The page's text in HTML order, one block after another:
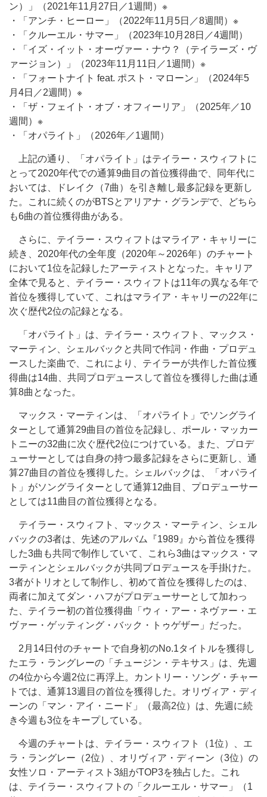
ン）」（2021年11月27日／1週間）※
・「アンチ・ヒーロー」（2022年11月5日／8週間）※
・「クルーエル・サマー」（2023年10月28日／4週間）
・「イズ・イット・オーヴァー・ナウ？（テイラーズ・ヴ
ァージョン）」（2023年11月11日／1週間）※
・「フォートナイト feat. ポスト・マローン」（2024年5
月4日／2週間）※
・「ザ・フェイト・オブ・オフィーリア」（2025年／10
週間）※
・「オパライト」（2026年／1週間）
上記の通り、「オパライト」はテイラー・スウィフトに
とって2020年代での通算9曲目の首位獲得曲で、同年代に
おいては、ドレイク（7曲）を引き離し最多記録を更新し
た。これに続くのがBTSとアリアナ・グランデで、どちら
も6曲の首位獲得曲がある。
さらに、テイラー・スウィフトはマライア・キャリーに
続き、2020年代の全年度（2020年～2026年）のチャート
において1位を記録したアーティストとなった。キャリア
全体で見ると、テイラー・スウィフトは11年の異なる年で
首位を獲得していて、これはマライア・キャリーの22年に
次ぐ歴代2位の記録となる。
「オパライト」は、テイラー・スウィフト、マックス・
マーティン、シェルバックと共同で作詞・作曲・プロデュ
ースした楽曲で、これにより、テイラーが共作した首位獲
得曲は14曲、共同プロデュースして首位を獲得した曲は通
算8曲となった。
マックス・マーティンは、「オパライト」でソングライ
ターとして通算29曲目の首位を記録し、ポール・マッカー
トニーの32曲に次ぐ歴代2位につけている。また、プロデ
ューサーとしては自身の持つ最多記録をさらに更新し、通
算27曲目の首位を獲得した。シェルバックは、「オパライ
ト」がソングライターとして通算12曲目、プロデューサー
としては11曲目の首位獲得となる。
テイラー・スウィフト、マックス・マーティン、シェル
バックの3者は、先述のアルバム『1989』から首位を獲得
した3曲も共同で制作していて、これら3曲はマックス・マ
ーティンとシェルバックが共同プロデュースを手掛けた。
3者がトリオとして制作し、初めて首位を獲得したのは、
両者に加えてダン・ハフがプロデューサーとして加わっ
た、テイラー初の首位獲得曲「ウィ・アー・ネヴァー・エ
ヴァー・ゲッティング・バック・トゥゲザー」だった。
2月14日付のチャートで自身初のNo.1タイトルを獲得し
たエラ・ラングレーの「チュージン・テキサス」は、先週
の4位から今週2位に再浮上。カントリー・ソング・チャー
トでは、通算13週目の首位を獲得した。オリヴィア・ディ
ーンの「マン・アイ・ニード」（最高2位）は、先週に続
き今週も3位をキープしている。
今週のチャートは、テイラー・スウィフト（1位）、エ
ラ・ラングレー（2位）、オリヴィア・ディーン（3位）の
女性ソロ・アーティスト3組がTOP3を独占した。これ
は、テイラー・スウィフトの「クルーエル・サマー」（1